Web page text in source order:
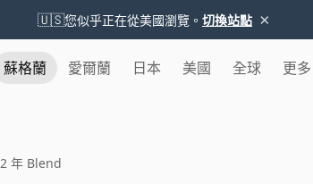
🇺🇸您似乎正在從美國瀏覽。 切換站點 ×
蘇格蘭 愛爾蘭 日本 美國 全球 更多
年 Blend